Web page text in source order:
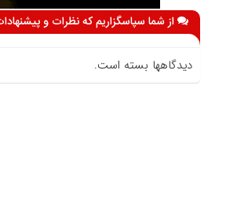
از شما سپاسگزاریم که نظرات و
دیدگاهها بسته است.